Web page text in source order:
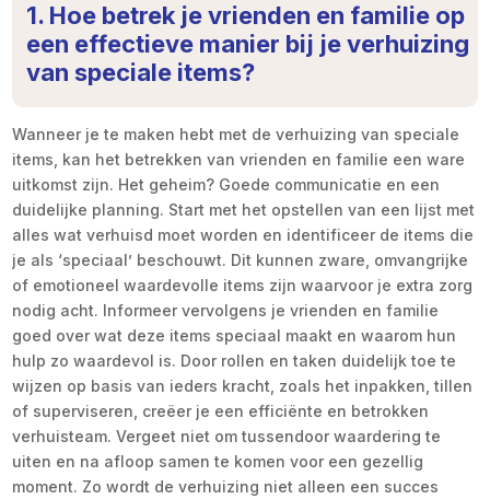
1. Hoe betrek je vrienden en familie op
een effectieve manier bij je verhuizing
van speciale items?
Wanneer je te maken hebt met de verhuizing van speciale
items, kan het betrekken van vrienden en familie een ware
uitkomst zijn. Het geheim? Goede communicatie en een
duidelijke planning. Start met het opstellen van een lijst met
alles wat verhuisd moet worden en identificeer de items die
je als ‘speciaal’ beschouwt. Dit kunnen zware, omvangrijke
of emotioneel waardevolle items zijn waarvoor je extra zorg
nodig acht. Informeer vervolgens je vrienden en familie
goed over wat deze items speciaal maakt en waarom hun
hulp zo waardevol is. Door rollen en taken duidelijk toe te
wijzen op basis van ieders kracht, zoals het inpakken, tillen
of superviseren, creëer je een efficiënte en betrokken
verhuisteam. Vergeet niet om tussendoor waardering te
uiten en na afloop samen te komen voor een gezellig
moment. Zo wordt de verhuizing niet alleen een succes